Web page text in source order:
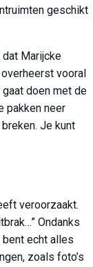
geschikt
dat Marijcke
vooral
gaat doen met de
pakken neer
Je kunt
veroorzaakt.
Ondanks
bent echt alles
zoals foto’s